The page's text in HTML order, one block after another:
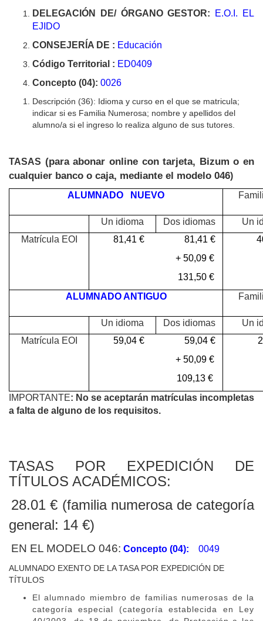
DELEGACIÓN DE/ ÓRGANO GESTOR:
E.O.I. EL
EJIDO
CONSEJERÍA DE : Educación
Código Territorial : ED0409
Concepto (04): 0026
Descripción (36): Idioma y curso en el que se matricula;
indicar si es Familia Numerosa; nombre y apellidos del
alumno/a si el ingreso lo realiza alguno de sus tutores.
TASAS (para abonar online con tarjeta, Bizum o en
cualquier banco o caja, mediante el modelo 046)
ALUMNADO NUEVO
Un idioma Dos idiomas
Un
Matrícula EOI
81,41 € 81,41 €
+ 50,09 €
131,50 €
ALUMNADO ANTIGUO
Un idioma Dos idiomas
Un
Matrícula EOI
59,04 € 59,04 €
+ 50,09 €
109,13 €
IMPORTANTE: No se aceptarán matrículas incompletas
a falta de alguno de los requisitos.
TASAS POR EXPEDICIÓN DE
TÍTULOS ACADÉMICOS:
28.01 € (familia numerosa de categoría
general: 14 €)
EN EL MODELO 046: Concepto (04): 0049
ALUMNADO EXENTO DE LA TASA POR EXPEDICIÓN DE
TÍTULOS
El alumnado miembro de familias numerosas de la
categoría especial (categoría establecida en Ley